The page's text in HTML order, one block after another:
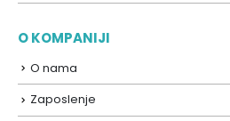
O KOMPANIJI
O nama
Zaposlenje